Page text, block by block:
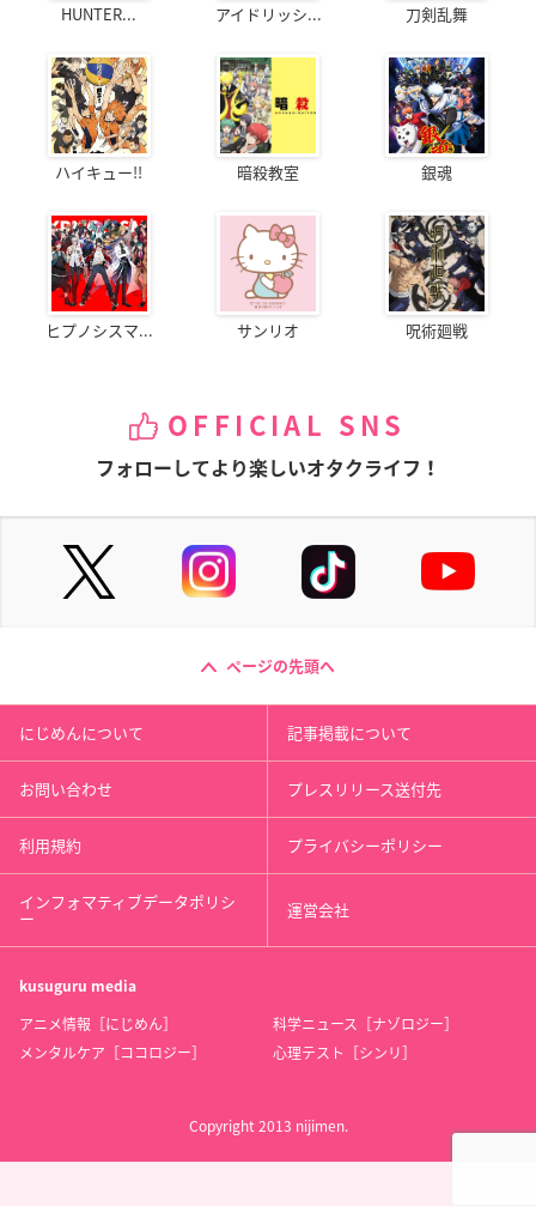
HUNTER... アイドリッシ... 刀剣乱舞
ハイキュー!! 暗殺教室 銀魂
ヒプノシスマ... サンリオ 呪術廻戦
OFFICIAL SNS
フォローしてより楽しいオタクライフ！
ページの先頭へ
にじめんについて 記事掲載について
お問い合わせ プレスリリース送付先
利用規約 プライバシーポリシー
インフォマティブデータポリシ
ー 運営会社
kusuguru media
アニメ情報［にじめん］
科学ニュース［ナゾロジー］
メンタルケア［ココロジー］
心理テスト［シンリ］
Copyright 2013 nijimen.